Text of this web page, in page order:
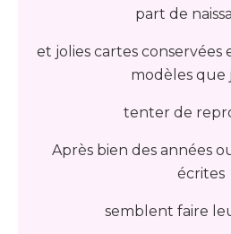
part de
et jolies cartes conservées
modèles que
tenter de
Après bien des années
écrites
semblent faire